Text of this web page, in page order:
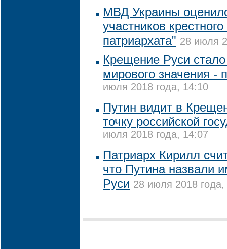
МВД Украины
участников
патриархата" 28 июля
Крещение Руси
мирового значения -
июля 2018 года, 14:10
Путин видит в
точку российской
июля 2018 года, 14:07
Патриарх Кирилл
что Путина назвали
Руси 28 июля 2018 года,